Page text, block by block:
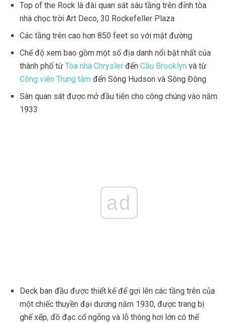
Top of the Rock là đài quan sát sáu tầng trên đỉnh tòa
nhà chọc trời Art Deco, 30 Rockefeller Plaza
Các tầng trên cao hơn 850 feet so với mặt đường
Chế độ xem bao gồm một số địa danh nổi bật nhất của
thành phố từ Tòa nhà Chrysler đến Cầu Brooklyn và từ
Công viên Trung tâm đến Sông Hudson và Sông Đông
Sàn quan sát được mở đầu tiên cho công chúng vào năm
1933
ad
Deck ban đầu được thiết kế để gợi lên các tầng trên của
một chiếc thuyền đại dương năm 1930, được trang bị
ghế xếp, đồ đạc cổ ngỗng và lỗ thông hơi lớn có thể